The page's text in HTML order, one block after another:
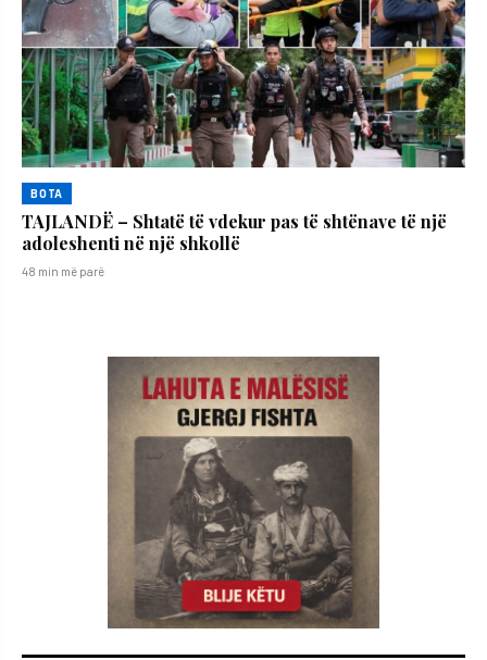
BOTA
TAJLANDË – Shtatë të vdekur pas të shtënave të një
adoleshenti në një shkollë
48 min më parë